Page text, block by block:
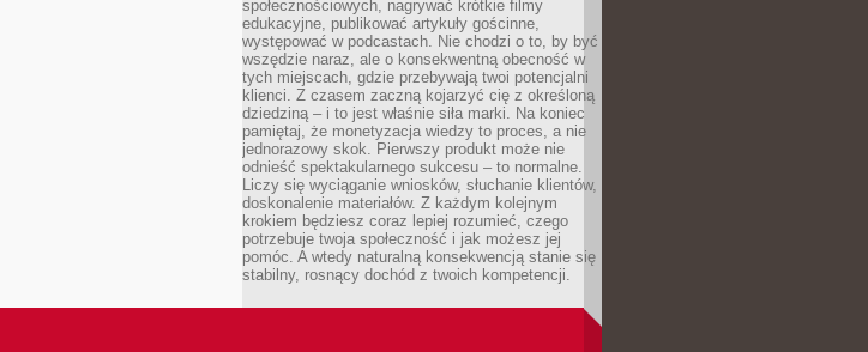
społecznościowych, nagrywać krótkie filmy
edukacyjne, publikować artykuły gościnne,
występować w podcastach. Nie chodzi o to, by być
wszędzie naraz, ale o konsekwentną obecność w
tych miejscach, gdzie przebywają twoi potencjalni
klienci. Z czasem zaczną kojarzyć cię z określoną
dziedziną – i to jest właśnie siła marki. Na koniec
pamiętaj, że monetyzacja wiedzy to proces, a nie
jednorazowy skok. Pierwszy produkt może nie
odnieść spektakularnego sukcesu – to normalne.
Liczy się wyciąganie wniosków, słuchanie klientów,
doskonalenie materiałów. Z każdym kolejnym
krokiem będziesz coraz lepiej rozumieć, czego
potrzebuje twoja społeczność i jak możesz jej
pomóc. A wtedy naturalną konsekwencją stanie się
stabilny, rosnący dochód z twoich kompetencji.